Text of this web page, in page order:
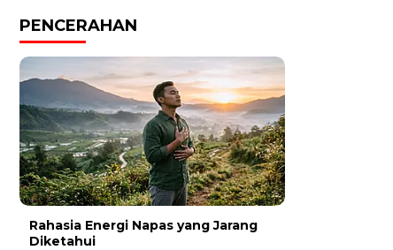
PENCERAHAN
Rahasia Energi Napas yang Jarang
Diketahui